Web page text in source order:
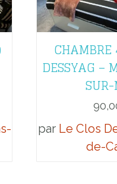
CHAMBRE
DESSYAG –
par Le Clos
de-